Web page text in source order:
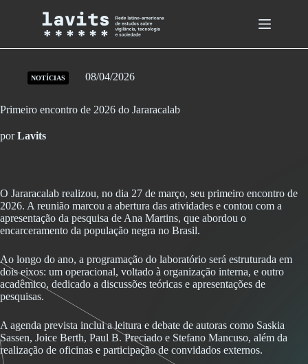
NOTÍCIAS 08/04/2026
Primeiro encontro de 2026 do Jararacalab
porLavits
O Jararacalab realizou, no dia 27 de março, seu primeiro encontro de
2026. A reunião marcou a abertura das atividades e contou com a
apresentação da pesquisa de Ana Martins, que abordou o
encarceramento da população negra no Brasil.
Ao longo do ano, a programação do laboratório será estruturada em
dois eixos: um operacional, voltado à organização interna, e outro
acadêmico, dedicado a discussões teóricas e apresentações de
pesquisas.
A agenda prevista inclui a leitura e debate de autoras como Saskia
Sassen, Joice Berth, Paul B. Preciado e Stefano Mancuso, além da
realização de oficinas e participação de convidados externos.